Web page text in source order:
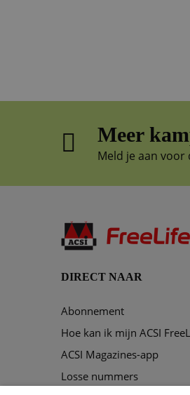
Meer
Meld je aan voor
DIRECT NAAR
Abonnement
ACSI Magazines-app
Losse nummers